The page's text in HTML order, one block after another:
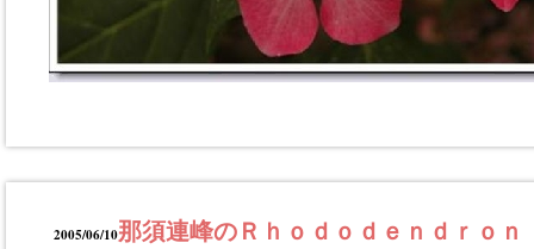
2005/06/10那須連峰のＲｈｏｄｏｄｅｎｄｒｏｎ